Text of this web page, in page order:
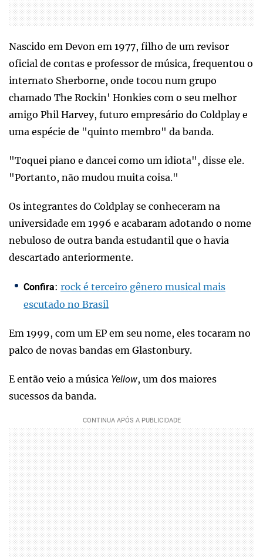
Nascido em Devon em 1977, filho de um revisor
oficial de contas e professor de música, frequentou o
internato Sherborne, onde tocou num grupo
chamado The Rockin' Honkies com o seu melhor
amigo Phil Harvey, futuro empresário do Coldplay e
uma espécie de "quinto membro" da banda.
"Toquei piano e dancei como um idiota", disse ele.
"Portanto, não mudou muita coisa."
Os integrantes do Coldplay se conheceram na
universidade em 1996 e acabaram adotando o nome
nebuloso de outra banda estudantil que o havia
descartado anteriormente.
Confira: rock é terceiro gênero musical mais
escutado no Brasil
Em 1999, com um EP em seu nome, eles tocaram no
palco de novas bandas em Glastonbury.
E então veio a música Yellow, um dos maiores
sucessos da banda.